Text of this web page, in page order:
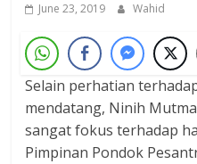
June 23, 2019 Wahid
Selain perhatian
mendatang, Ninih
sangat fokus terhadap
Pimpinan Pondok